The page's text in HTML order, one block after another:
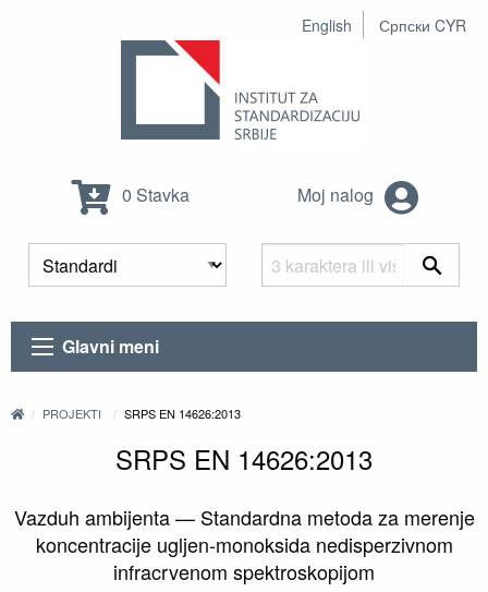
English Српски CYR
0 Stavka Moj nalog
Glavni meni
PROJEKTI SRPS EN 14626:2013
SRPS EN 14626:2013
Vazduh ambijenta — Standardna metoda za merenje
koncentracije ugljen-monoksida nedisperzivnom
infracrvenom spektroskopijom